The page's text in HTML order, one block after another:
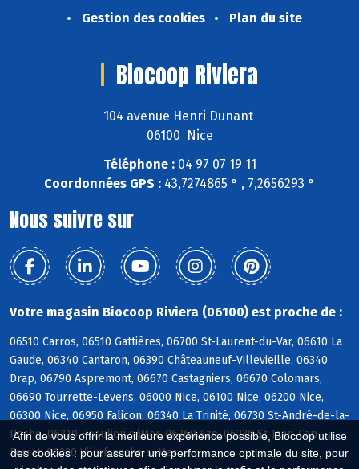
Afin de vous offrir la meilleure expérience possible, Biocoop utilise
des cookies : pour assurer une performance optimale du site, pour
Gestion des cookies
Plan du site
Biocoop Riviera
104 avenue Henri Dunant
06100 Nice
Téléphone :04 97 07 19 11
Coordonnées GPS : 43,7274865 ° , 7,2656293 °
Nous suivre sur
Votre magasin Biocoop Riviera (06100) est proche de :
06510 Carros, 06510 Gattières, 06700 St-Laurent-du-Var, 06610 La
Gaude, 06340 Cantaron, 06390 Châteauneuf-Villevieille, 06340
Drap, 06790 Aspremont, 06670 Castagniers, 06670 Colomars,
06690 Tourrette-Levens, 06000 Nice, 06100 Nice, 06200 Nice,
06300 Nice, 06950 Falicon, 06340 La Trinité, 06730 St-André-de-la-
Roche, 06310 Beaulieu s/Mer, 06360 Eze, 06230 St-Jean-Cap-
Ferrat, 06230 Villefranche s/Mer